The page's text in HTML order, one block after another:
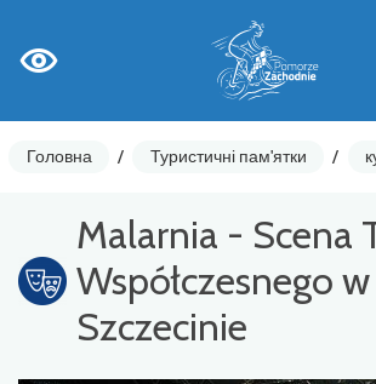
Головна / Туристичні пам'ятки /
Malarnia - Scena
Współczesnego w
Szczecinie